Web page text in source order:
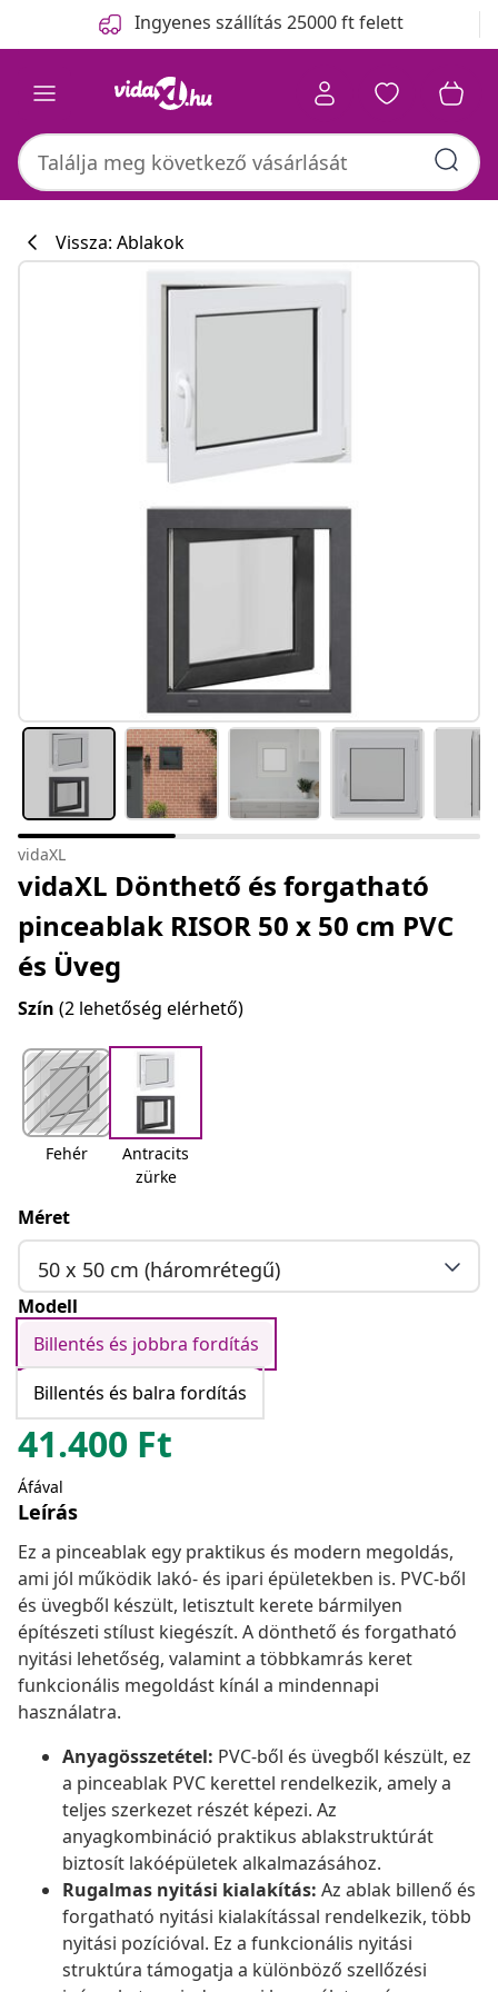
Ingyenes szállítás 25000 ft felett
Vissza: Ablakok
vidaXL
vidaXL Dönthető és forgatható
pinceablak RISOR 50 x 50 cm PVC
és Üveg
Szín (2 lehetőség elérhető)
Fehér
Antracits
zürke
Méret
50 x 50 cm (háromrétegű)
Modell
Billentés és jobbra fordítás
Billentés és balra fordítás
41.400 Ft
Áfával
Leírás
Ez a pinceablak egy praktikus és modern megoldás,
ami jól működik lakó- és ipari épületekben is. PVC-ből
és üvegből készült, letisztult kerete bármilyen
építészeti stílust kiegészít. A dönthető és forgatható
nyitási lehetőség, valamint a többkamrás keret
funkcionális megoldást kínál a mindennapi
használatra.
Anyagösszetétel: PVC-ből és üvegből készült, ez
a pinceablak PVC kerettel rendelkezik, amely a
teljes szerkezet részét képezi. Az
anyagkombináció praktikus ablakstruktúrát
biztosít lakóépületek alkalmazásához.
Rugalmas nyitási kialakítás: Az ablak billenő és
forgatható nyitási kialakítással rendelkezik, több
nyitási pozícióval. Ez a funkcionális nyitási
struktúra támogatja a különböző szellőzési